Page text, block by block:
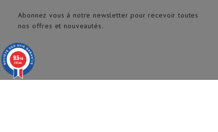
Abonnez vous à notre newsletter pour recevoir toutes
nos offres et nouveautés.
9.5/10
618 avis